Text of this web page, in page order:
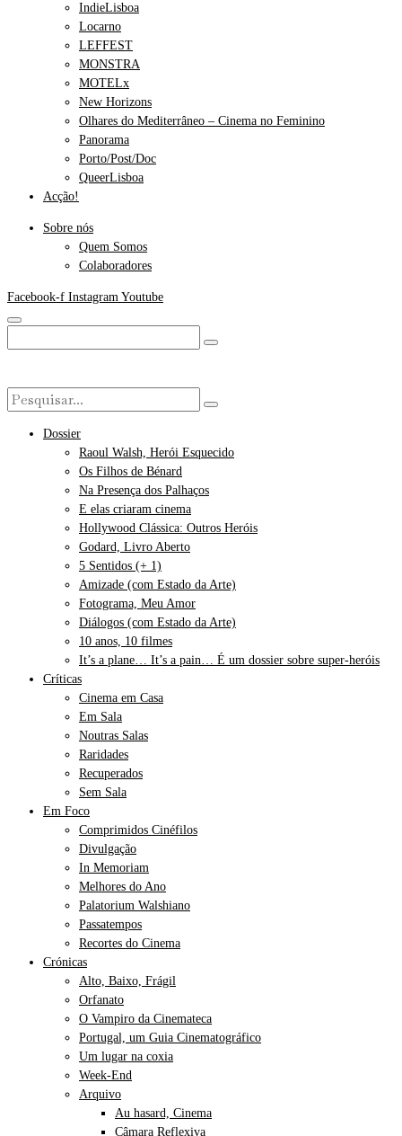
IndieLisboa
Locarno
LEFFEST
MONSTRA
MOTELx
New Horizons
Olhares do Mediterrâneo – Cinema no Feminino
Panorama
Porto/Post/Doc
QueerLisboa
Acção!
Sobre nós
Quem Somos
Colaboradores
Facebook-f Instagram Youtube
Dossier
Raoul Walsh, Herói Esquecido
Os Filhos de Bénard
Na Presença dos Palhaços
E elas criaram cinema
Hollywood Clássica: Outros Heróis
Godard, Livro Aberto
5 Sentidos (+ 1)
Amizade (com Estado da Arte)
Fotograma, Meu Amor
Diálogos (com Estado da Arte)
10 anos, 10 filmes
It’s a plane… It’s a pain… É um dossier sobre super-heróis
Críticas
Cinema em Casa
Em Sala
Noutras Salas
Raridades
Recuperados
Sem Sala
Em Foco
Comprimidos Cinéfilos
Divulgação
In Memoriam
Melhores do Ano
Palatorium Walshiano
Passatempos
Recortes do Cinema
Crónicas
Alto, Baixo, Frágil
Orfanato
O Vampiro da Cinemateca
Portugal, um Guia Cinematográfico
Um lugar na coxia
Week-End
Arquivo
Au hasard, Cinema
Câmara Reflexiva